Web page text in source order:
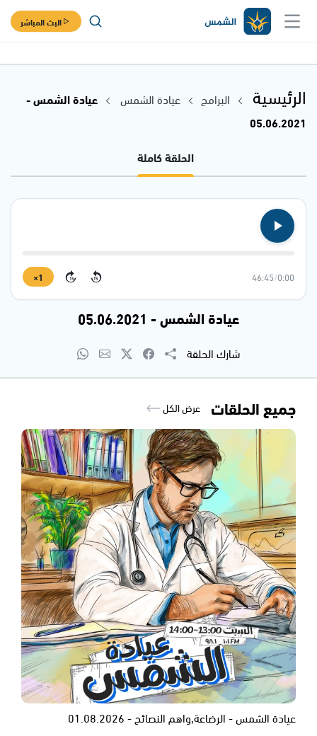
البث المباشر
الرئيسية البرامج عيادة الشمس
عيادة الشمس -
05.06.2021
الحلقة كاملة
0:00
/
46:45
15
15
1×
عيادة الشمس - 05.06.2021
شارك الحلقة
جميع الحلقات عرض الكل
عيادة الشمس - الرضاعة,واهم النصائح - 01.08.2026